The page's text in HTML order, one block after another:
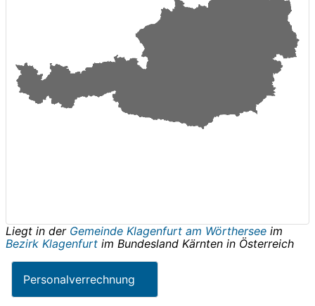
Liegt in der Gemeinde Klagenfurt am Wörthersee im
Bezirk Klagenfurt im Bundesland Kärnten in Österreich
Personalverrechnung